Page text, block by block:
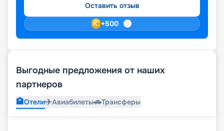
Оставить отзыв
+500
Выгодные предложения от наших
партнеров
🏨Отели✈️Авиабилеты🚗Трансферы